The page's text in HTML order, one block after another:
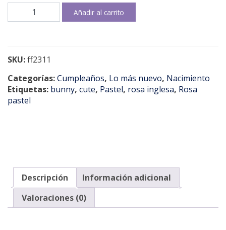
Mel
Añadir al carrito
SKU:ff2311
Categorías:Cumpleaños, Lo más nuevo, Nacimiento
Etiquetas: bunny, cute, Pastel, rosa inglesa, Rosa
pastel
Descripción
Información adicional
Valoraciones (0)